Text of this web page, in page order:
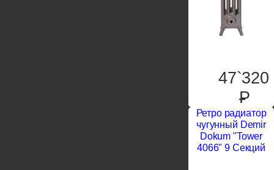
47`320
P
Ретро радиатор
чугунный Demir
Dokum "Tower
4066" 9 Секций